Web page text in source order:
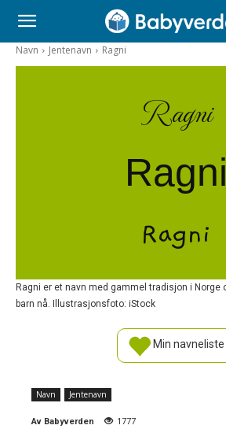
Navn Jentenavn Ragni
Ragni
Ragni
Ragni
Ragni er et navn med gammel tradisjon i Norge
barn nå. Illustrasjonsfoto: iStock
Min navneliste
Navn Jentenavn
Av Babyverden 1777